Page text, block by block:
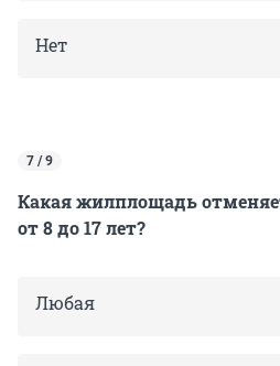
Нет
7 / 9
Какая жилплощадь
от 8 до 17 лет?
Любая